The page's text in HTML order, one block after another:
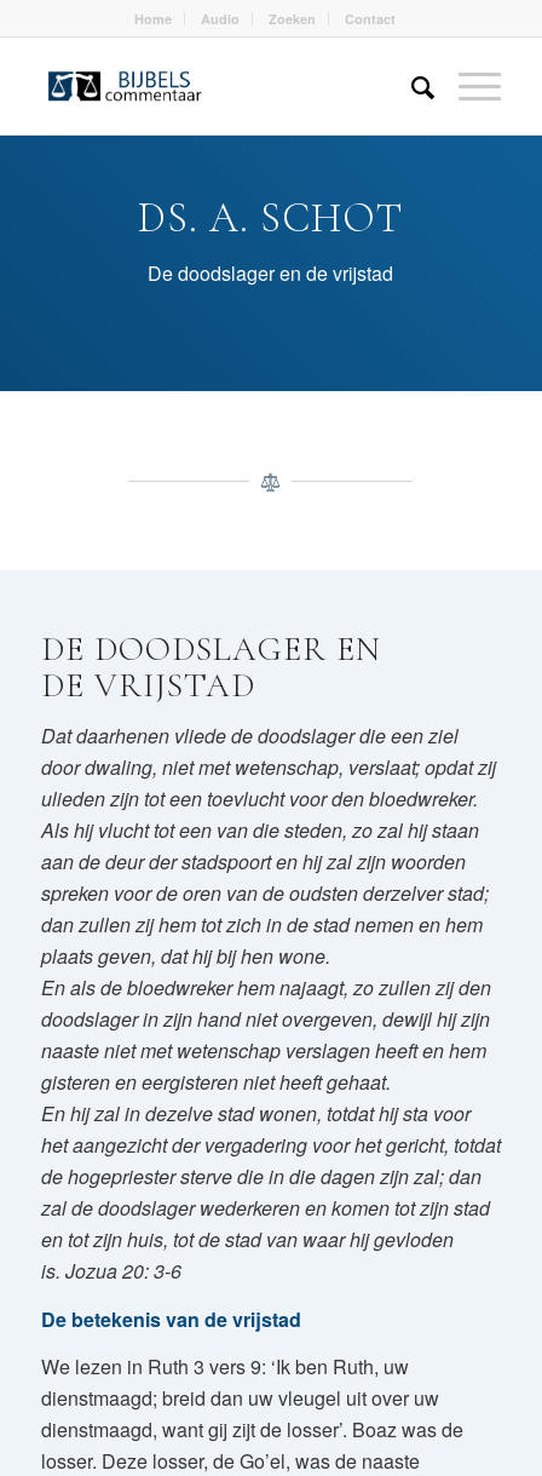
Home Audio Zoeken Contact
DS. A. SCHOT
De doodslager en de vrijstad
DE DOODSLAGER EN
DE VRIJSTAD
Dat daarhenen vliede de doodslager die een ziel
door dwaling, niet met wetenschap, verslaat; opdat zij
ulieden zijn tot een toevlucht voor den bloedwreker.
Als hij vlucht tot een van die steden, zo zal hij staan
aan de deur der stadspoort en hij zal zijn woorden
spreken voor de oren van de oudsten derzelver stad;
dan zullen zij hem tot zich in de stad nemen en hem
plaats geven, dat hij bij hen wone.
En als de bloedwreker hem najaagt, zo zullen zij den
doodslager in zijn hand niet overgeven, dewijl hij zijn
naaste niet met wetenschap verslagen heeft en hem
gisteren en eergisteren niet heeft gehaat.
En hij zal in dezelve stad wonen, totdat hij sta voor
het aangezicht der vergadering voor het gericht, totdat
de hogepriester sterve die in die dagen zijn zal; dan
zal de doodslager wederkeren en komen tot zijn stad
en tot zijn huis, tot de stad van waar hij gevloden
is. Jozua 20: 3-6
De betekenis van de vrijstad
We lezen in Ruth 3 vers 9: ‘Ik ben Ruth, uw
dienstmaagd; breid dan uw vleugel uit over uw
dienstmaagd, want gij zijt de losser’. Boaz was de
losser. Deze losser, de Go’el, was de naaste